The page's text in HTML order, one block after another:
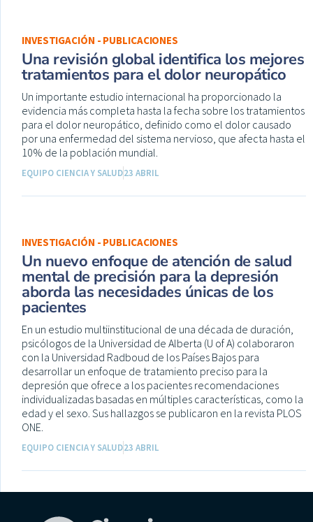
INVESTIGACIÓN - PUBLICACIONES
Una revisión global identifica los mejores
tratamientos para el dolor neuropático
Un importante estudio internacional ha proporcionado la
evidencia más completa hasta la fecha sobre los tratamientos
para el dolor neuropático, definido como el dolor causado
por una enfermedad del sistema nervioso, que afecta hasta el
10% de la población mundial.
EQUIPO CIENCIA Y SALUD23 ABRIL
INVESTIGACIÓN - PUBLICACIONES
Un nuevo enfoque de atención de salud
mental de precisión para la depresión
aborda las necesidades únicas de los
pacientes
En un estudio multiinstitucional de una década de duración,
psicólogos de la Universidad de Alberta (U of A) colaboraron
con la Universidad Radboud de los Países Bajos para
desarrollar un enfoque de tratamiento preciso para la
depresión que ofrece a los pacientes recomendaciones
individualizadas basadas en múltiples características, como la
edad y el sexo. Sus hallazgos se publicaron en la revista PLOS
ONE.
EQUIPO CIENCIA Y SALUD23 ABRIL